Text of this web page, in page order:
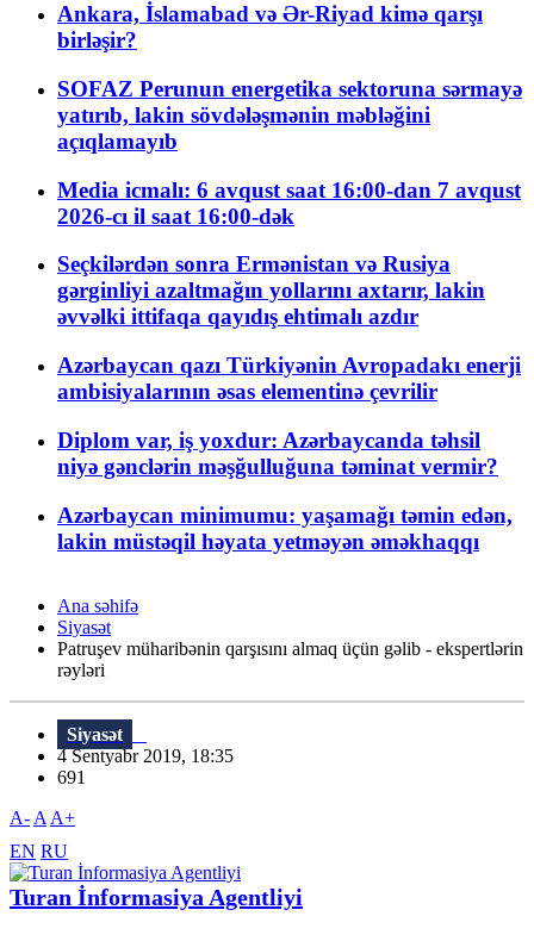
Ankara, İslamabad və Ər-Riyad kimə qarşı
birləşir?
SOFAZ Perunun energetika sektoruna sərmayə
yatırıb, lakin sövdələşmənin məbləğini
açıqlamayıb
Media icmalı: 6 avqust saat 16:00-dan 7 avqust
2026-cı il saat 16:00-dək
Seçkilərdən sonra Ermənistan və Rusiya
gərginliyi azaltmağın yollarını axtarır, lakin
əvvəlki ittifaqa qayıdış ehtimalı azdır
Azərbaycan qazı Türkiyənin Avropadakı enerji
ambisiyalarının əsas elementinə çevrilir
Diplom var, iş yoxdur: Azərbaycanda təhsil
niyə gənclərin məşğulluğuna təminat vermir?
Azərbaycan minimumu: yaşamağı təmin edən,
lakin müstəqil həyata yetməyən əməkhaqqı
Ana səhifə
Siyasət
Patruşev müharibənin qarşısını almaq üçün gəlib - ekspertlərin
rəyləri
Siyasət
4 Sentyabr 2019, 18:35
691
A- A A+
EN RU
Turan İnformasiya Agentliyi